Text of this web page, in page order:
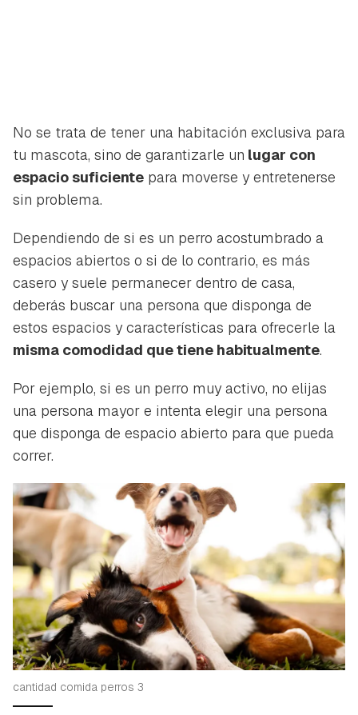
Guardar como favorito
No se trata de tener una habitación exclusiva para
tu mascota, sino de garantizarle un lugar con
espacio suficiente para moverse y entretenerse
sin problema.
Dependiendo de si es un perro acostumbrado a
espacios abiertos o si de lo contrario, es más
casero y suele permanecer dentro de casa,
deberás buscar una persona que disponga de
estos espacios y características para ofrecerle la
misma comodidad que tiene habitualmente.
Por ejemplo, si es un perro muy activo, no elijas
una persona mayor e intenta elegir una persona
que disponga de espacio abierto para que pueda
correr.
cantidad comida perros 3
Contenido enviado